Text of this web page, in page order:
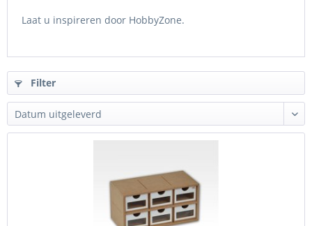
Laat u inspireren door HobbyZone.
Filter